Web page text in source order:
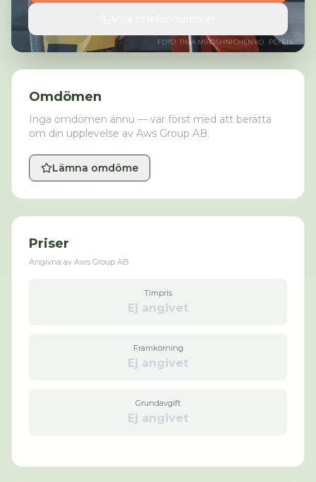
FOTO: TIMA MIROSHNICHENKO· PEXELS
Omdömen
Inga omdömen ännu — var först med att berätta
om din upplevelse av Aws Group AB.
Lämna omdöme
Priser
Angivna av Aws Group AB
Timpris
Ej angivet
Framkörning
Ej angivet
Grundavgift
Ej angivet